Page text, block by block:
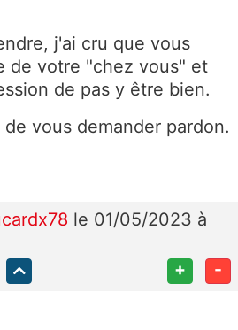
j'ai cru que vous
de votre "chez vous" et
de pas y être bien.
vous demander pardon.
le 01/05/2023 à
+ -